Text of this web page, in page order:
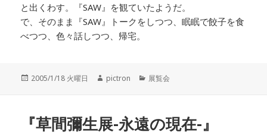
と出くわす。『SAW』を観ていたようだ。
で、そのまま『SAW』トークをしつつ、眠眠で餃子を食
べつつ、色々話しつつ、帰宅。
投
2005/1/18 火曜日
作
pictron
カ
ー
展覧会
『草間彌生展-永遠の現在-』